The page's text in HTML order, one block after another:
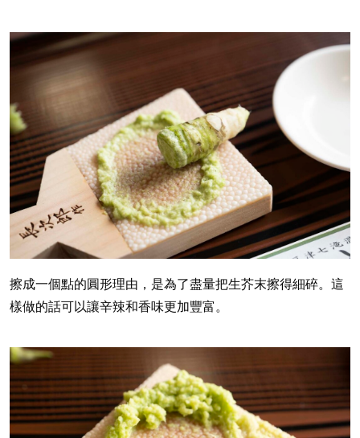
擦成一個點的圓形理由，是為了盡量把生芥末擦得細碎。這
樣做的話可以讓辛辣和香味更加豐富。